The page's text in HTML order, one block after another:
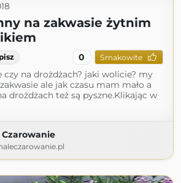
na zakwasie żytnim
0 Smakowite
czy na drożdżach? jaki wolicie? my
ale jak czasu mam mało a
drożdżach też są pyszne.Klikając w
Czarowanie